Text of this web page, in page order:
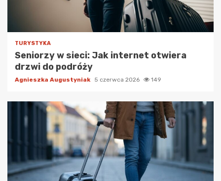
TURYSTYKA
Seniorzy w sieci: Jak internet otwiera
drzwi do podróży
Agnieszka Augustyniak 5 czerwca 2026 149